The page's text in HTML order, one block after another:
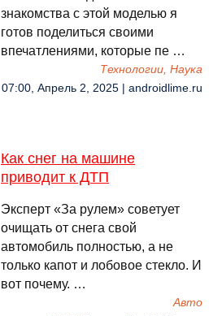
знакомства с этой моделью я
готов поделиться своими
впечатлениями, которые пе …
Технологии, Наука
07:00, Апрель 2, 2025 | androidlime.ru
Как снег на машине
приводит к ДТП
Эксперт «За рулем» советует
очищать от снега свой
автомобиль полностью, а не
только капот и лобовое стекло. И
вот почему. …
Авто